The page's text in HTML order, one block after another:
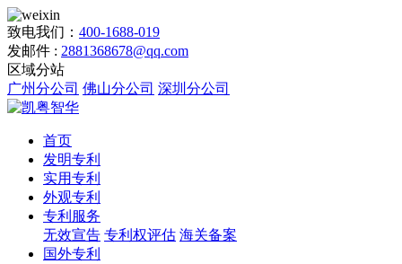
致电我们： 400-1688-019
发邮件 : 2881368678@qq.com
区域分站
广州分公司 佛山分公司 深圳分公司
首页
发明专利
实用专利
外观专利
专利服务
无效宣告 专利权评估 海关备案
国外专利